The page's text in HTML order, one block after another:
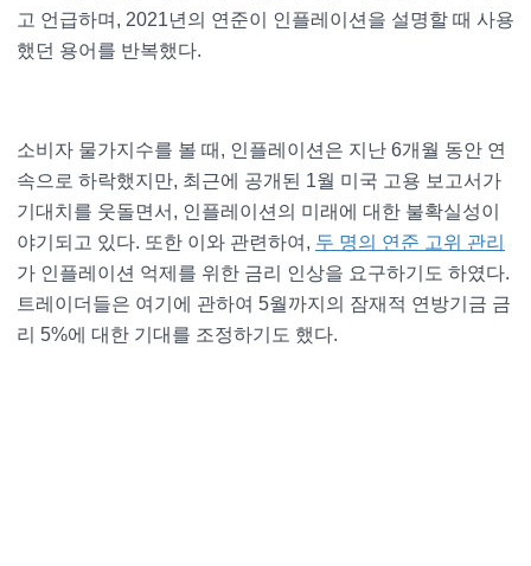
고 언급하며, 2021년의 연준이 인플레이션을 설명할 때 사용
했던 용어를 반복했다.
소비자 물가지수를 볼 때, 인플레이션은 지난 6개월 동안 연
속으로 하락했지만, 최근에 공개된 1월 미국 고용 보고서가
기대치를 웃돌면서, 인플레이션의 미래에 대한 불확실성이
야기되고 있다. 또한 이와 관련하여, 두 명의 연준 고위 관리
가 인플레이션 억제를 위한 금리 인상을 요구하기도 하였다.
트레이더들은 여기에 관하여 5월까지의 잠재적 연방기금 금
리 5%에 대한 기대를 조정하기도 했다.